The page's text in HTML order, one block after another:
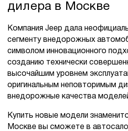
дилера в Москве
Компания Jeep дала
сегменту внедорожных
символом инновационного
созданию технически
высочайшим уровнем
оригинальным неповторимым
внедорожные качества
Купить новые модели
Москве вы сможете в